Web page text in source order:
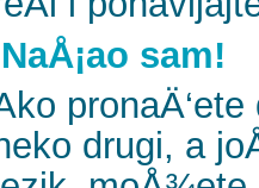
NaÅ¡ao sam!
drugi, a